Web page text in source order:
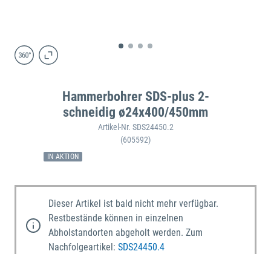
Hammerbohrer SDS-plus 2-
schneidig ø24x400/450mm
Artikel-Nr. SDS24450.2
(605592)
IN AKTION
Dieser Artikel ist bald nicht mehr verfügbar.
Restbestände können in einzelnen
Abholstandorten abgeholt werden. Zum
Nachfolgeartikel: SDS24450.4